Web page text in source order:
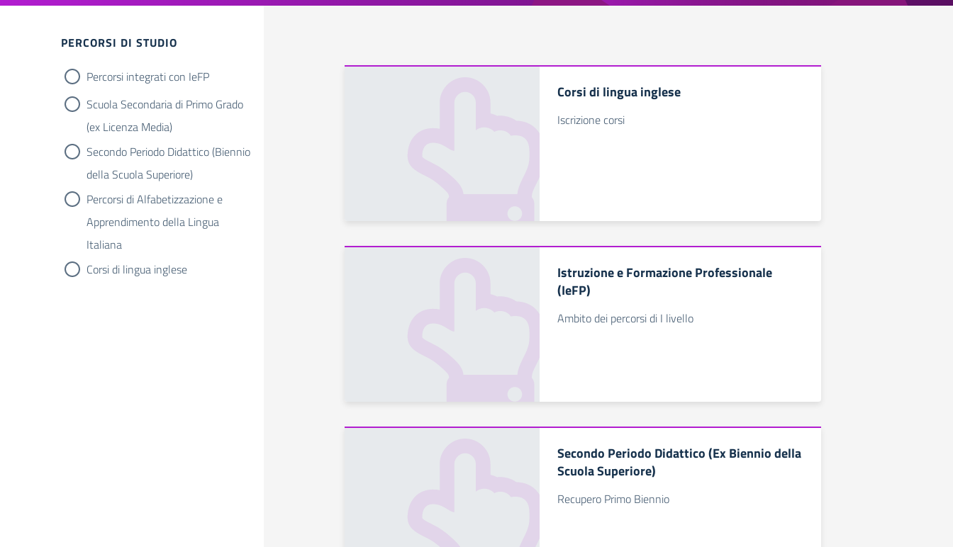
PERCORSI DI STUDIO
Percorsi integrati con IeFP
Scuola Secondaria di Primo Grado
(ex Licenza Media)
Secondo Periodo Didattico (Biennio
della Scuola Superiore)
Percorsi di Alfabetizzazione e
Apprendimento della Lingua
Italiana
Corsi di lingua inglese
Corsi di lingua inglese
Iscrizione corsi
Istruzione e Formazione Professionale
(IeFP)
Ambito dei percorsi di I livello
Secondo Periodo Didattico (Ex Biennio della
Scuola Superiore)
Recupero Primo Biennio